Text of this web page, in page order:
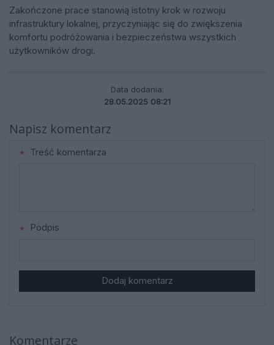
Zakończone prace stanowią istotny krok w rozwoju
infrastruktury lokalnej, przyczyniając się do zwiększenia
komfortu podróżowania i bezpieczeństwa wszystkich
użytkowników drogi.
Data dodania:
28.05.2025 08:21
Napisz komentarz
Treść komentarza
Podpis
Dodaj komentarz
Komentarze